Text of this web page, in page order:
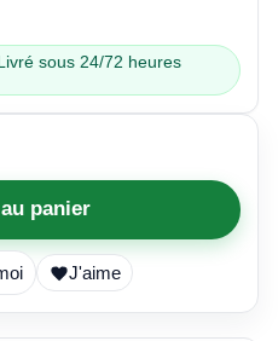
sous 24/72 heures
panier
J'aime